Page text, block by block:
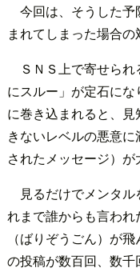
今回は、そうした
まれてしまった場合の
ＳＮＳ上で寄せら
にスルー」が定石に
に巻き込まれると、
きないレベルの悪意
されたメッセージ）が
見るだけでメンタ
れまで誰からも言わ
（ばりぞうごん）が
の投稿が数百回、数